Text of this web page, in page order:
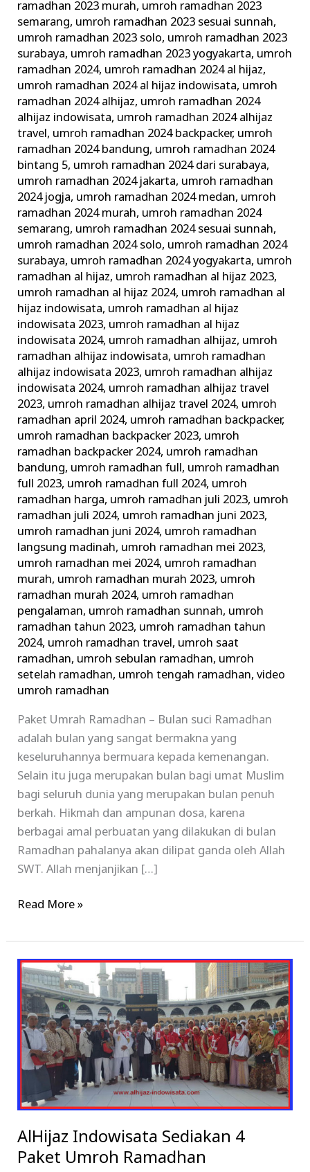
ramadhan 2023 murah, umroh ramadhan 2023
semarang, umroh ramadhan 2023 sesuai sunnah,
umroh ramadhan 2023 solo, umroh ramadhan 2023
surabaya, umroh ramadhan 2023 yogyakarta, umroh
ramadhan 2024, umroh ramadhan 2024 al hijaz,
umroh ramadhan 2024 al hijaz indowisata, umroh
ramadhan 2024 alhijaz, umroh ramadhan 2024
alhijaz indowisata, umroh ramadhan 2024 alhijaz
travel, umroh ramadhan 2024 backpacker, umroh
ramadhan 2024 bandung, umroh ramadhan 2024
bintang 5, umroh ramadhan 2024 dari surabaya,
umroh ramadhan 2024 jakarta, umroh ramadhan
2024 jogja, umroh ramadhan 2024 medan, umroh
ramadhan 2024 murah, umroh ramadhan 2024
semarang, umroh ramadhan 2024 sesuai sunnah,
umroh ramadhan 2024 solo, umroh ramadhan 2024
surabaya, umroh ramadhan 2024 yogyakarta, umroh
ramadhan al hijaz, umroh ramadhan al hijaz 2023,
umroh ramadhan al hijaz 2024, umroh ramadhan al
hijaz indowisata, umroh ramadhan al hijaz
indowisata 2023, umroh ramadhan al hijaz
indowisata 2024, umroh ramadhan alhijaz, umroh
ramadhan alhijaz indowisata, umroh ramadhan
alhijaz indowisata 2023, umroh ramadhan alhijaz
indowisata 2024, umroh ramadhan alhijaz travel
2023, umroh ramadhan alhijaz travel 2024, umroh
ramadhan april 2024, umroh ramadhan backpacker,
umroh ramadhan backpacker 2023, umroh
ramadhan backpacker 2024, umroh ramadhan
bandung, umroh ramadhan full, umroh ramadhan
full 2023, umroh ramadhan full 2024, umroh
ramadhan harga, umroh ramadhan juli 2023, umroh
ramadhan juli 2024, umroh ramadhan juni 2023,
umroh ramadhan juni 2024, umroh ramadhan
langsung madinah, umroh ramadhan mei 2023,
umroh ramadhan mei 2024, umroh ramadhan
murah, umroh ramadhan murah 2023, umroh
ramadhan murah 2024, umroh ramadhan
pengalaman, umroh ramadhan sunnah, umroh
ramadhan tahun 2023, umroh ramadhan tahun
2024, umroh ramadhan travel, umroh saat
ramadhan, umroh sebulan ramadhan, umroh
setelah ramadhan, umroh tengah ramadhan,video
umroh ramadhan
Paket Umrah Ramadhan – Bulan suci Ramadhan
adalah bulan yang sangat bermakna yang
keseluruhannya bermuara kepada kemenangan.
Selain itu juga merupakan bulan bagi umat Muslim
bagi seluruh dunia yang merupakan bulan penuh
berkah. Hikmah dan ampunan dosa, karena
berbagai amal perbuatan yang dilakukan di bulan
Ramadhan pahalanya akan dilipat ganda oleh Allah
SWT. Allah menjanjikan […]
Read More »
AlHijaz Indowisata Sediakan 4
Paket Umroh Ramadhan
AlHijaz
Indowisata
Sediakan
4
Paket
Umroh
Ramadhan